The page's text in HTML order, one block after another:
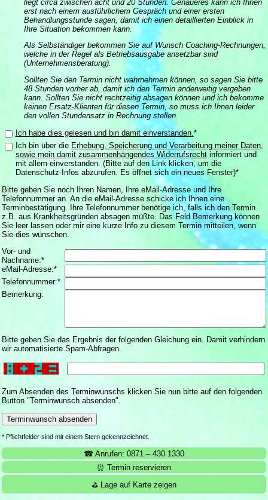
liegt circa zwischen acht und 20 Stunden. Genaueres kann ich Ihnen
erst nach einem ausführlichem Gespräch und einer ersten
Behandlungsstunde sagen, damit ich einen detaillierten Einblick in
Ihre Situation bekommen kann.
Als Selbständiger bekommen Sie auf Wunsch Coaching-Rechnungen,
welche in der Regel als Betriebsausgabe ansetzbar sind
(Unternehmensberatung).
Sollten Sie den Termin nicht wahrnehmen können, so sagen Sie bitte
48 Stunden vorher ab, damit ich den Termin anderweitig vergeben
kann. Sollten Sie nicht rechtzeitig absagen können und ich bekomme
keinen Ersatz-Klienten für diesen Termin, so muss ich Ihnen leider
den vollen Stundensatz in Rechnung stellen.
Ich habe dies gelesen und bin damit einverstanden. *
Ich bin über die Erhebung, Speicherung und Verarbeitung meiner Daten,
sowie mein damit zusammenhängendes Widerrufsrechtinformiert und
mit allem einverstanden. (Bitte auf den Link klicken, um die
Datenschutz-Infos abzurufen. Es öffnet sich ein neues Fenster)*
Bitte geben Sie noch Ihren Namen, Ihre eMail-Adresse und Ihre
Telefonnummer an. An die eMail-Adresse schicke ich Ihnen eine
Terminbestätigung. Ihre Telefonnummer benötige ich, falls ich den Termin
z.B. aus Krankheitsgründen absagen müßte. Das Feld Bemerkung können
Sie leer lassen oder mir eine kurze Info zu diesem Termin mitteilen, wenn
Sie dies wünschen.
Vor- und
Nachname:*
eMail-Adresse:*
Telefonnummer:*
Bemerkung:
Bitte geben Sie das Ergebnis der folgenden Gleichung ein. Damit verhindern
wir automatisierte Spam-Abfragen.
Zum Absenden des Terminwunschs klicken Sie nun bitte auf den folgenden
Button "Terminwunsch absenden".
* Pflichtfelder sind mit einem Stern gekennzeichnet.
☎ Anrufen: 0871 – 430 1330
⏰ Termin reservieren
⛳ Lage auf Karte zeigen